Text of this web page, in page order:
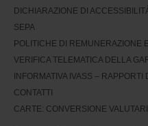
DICHIARAZIONE DI
SEPA
POLITICHE DI REMUNERAZIONE
VERIFICA TELEMATICA DELLA
INFORMATIVA IVASS – RAPPORTI
CONTATTI
CARTE: CONVERSIONE